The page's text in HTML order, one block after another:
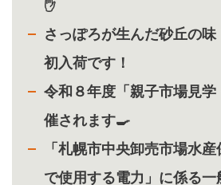
✋
さっぽろが生んだ砂丘の味
初入荷です！
令和８年度「親子市場見学
催されます🍳
「札幌市中央卸売市場水
で使用する電力」に係る